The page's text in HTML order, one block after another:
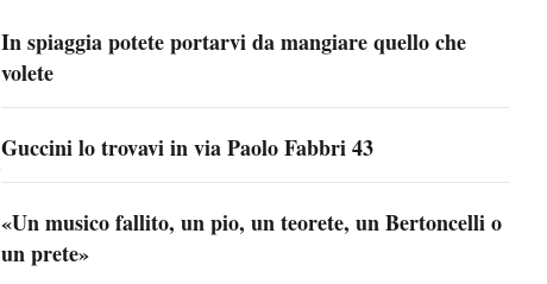
In spiaggia potete portarvi da mangiare quello che
volete
Guccini lo trovavi in via Paolo Fabbri 43
«Un musico fallito, un pio, un teorete, un Bertoncelli o
un prete»